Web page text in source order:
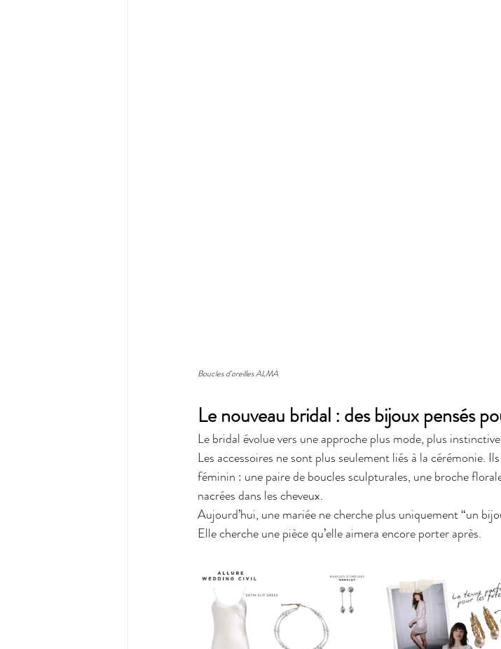
Boucles d'oreilles ALMA
Le nouveau bridal : des bijoux pensés
Le bridal évolue vers une approche plus mode, plus
Les accessoires ne sont plus seulement liés à la cérémonie.
féminin : une paire de boucles sculpturales, une broche
nacrées dans les cheveux.
Aujourd’hui, une mariée ne cherche plus uniquement “un
Elle cherche une pièce qu’elle aimera encore porter après.